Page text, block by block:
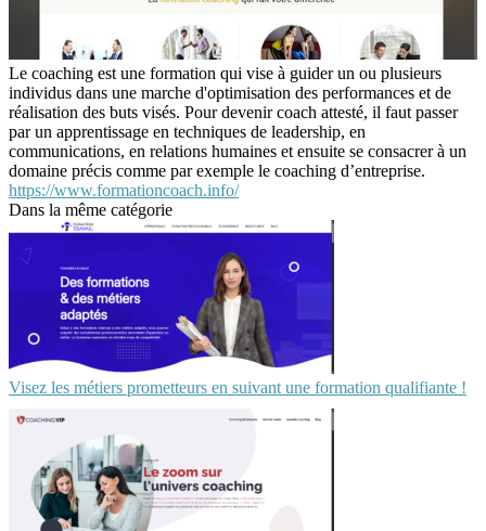
Le coaching est une formation qui vise à guider un ou plusieurs
individus dans une marche d'optimisation des performances et de
réalisation des buts visés. Pour devenir coach attesté, il faut passer
par un apprentissage en techniques de leadership, en
communications, en relations humaines et ensuite se consacrer à un
domaine précis comme par exemple le coaching d’entreprise.
https://www.formationcoach.info/
Dans la même catégorie
Visez les métiers prometteurs en suivant une formation qualifiante !